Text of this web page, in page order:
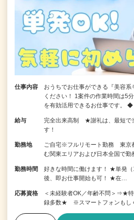
仕事内容
おうちでお仕事ができる『美容
ください！ 1案件の作業時間は5
を有効活用できるお仕事です。
給与
完全出来高制 ★謝礼は、最短で
す！
勤務地
ご自宅※フルリモート勤務 東京
む関東エリアおよび日本全国で勤
勤務時間
好きな時間に働けます！ ★単発
後、即お仕事開始も可！ ★在…
応募資格
＜未経験者OK／年齢不問＞⇒★
録多数★ ※スマートフォンもし